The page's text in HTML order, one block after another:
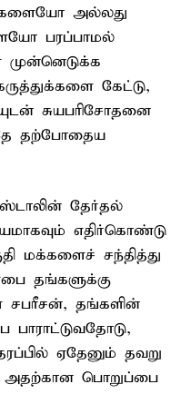
அல்லது
பரப்பாமல்
கேட்டு,
சுயபரிசோதனை
தற்போதைய
தேர்தல்
எதிர்கொண்டு
மக்களைச் சந்தித்து
தங்களுக்கு
சபரீசன், தங்களின்
பாராட்டுவதோடு,
ஏதேனும் தவறு
அதற்கான பொறுப்பை